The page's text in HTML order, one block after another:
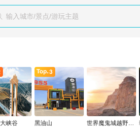
输入城市/景点/游玩主题
峡谷
黑油山
世界魔鬼城越野基地